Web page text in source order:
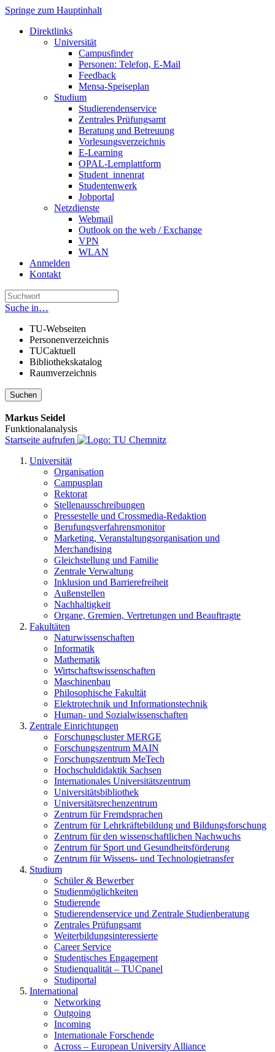
Springe zum Hauptinhalt
Direktlinks
Universität
Campusfinder
Personen: Telefon, E-Mail
Feedback
Mensa-Speiseplan
Studium
Studierendenservice
Zentrales Prüfungsamt
Beratung und Betreuung
Vorlesungsverzeichnis
E-Learning
OPAL-Lernplattform
Student_innenrat
Studentenwerk
Jobportal
Netzdienste
Webmail
Outlook on the web / Exchange
VPN
WLAN
Anmelden
Kontakt
Suche in…
TU-Webseiten
Personenverzeichnis
TUCaktuell
Bibliothekskatalog
Raumverzeichnis
Suchen
Markus Seidel
Funktionalanalysis
Startseite aufrufen
Universität
Organisation
Campusplan
Rektorat
Stellenausschreibungen
Pressestelle und Crossmedia-Redaktion
Berufungsverfahrensmonitor
Marketing, Veranstaltungsorganisation und
Merchandising
Gleichstellung und Familie
Zentrale Verwaltung
Inklusion und Barrierefreiheit
Außenstellen
Nachhaltigkeit
Organe, Gremien, Vertretungen und Beauftragte
Fakultäten
Naturwissenschaften
Informatik
Mathematik
Wirtschaftswissenschaften
Maschinenbau
Philosophische Fakultät
Elektrotechnik und Informationstechnik
Human- und Sozialwissenschaften
Zentrale Einrichtungen
Forschungscluster MERGE
Forschungszentrum MAIN
Forschungszentrum MeTech
Hochschuldidaktik Sachsen
Internationales Universitätszentrum
Universitätsbibliothek
Universitätsrechenzentrum
Zentrum für Fremdsprachen
Zentrum für Lehrkräftebildung und Bildungsforschung
Zentrum für den wissenschaftlichen Nachwuchs
Zentrum für Sport und Gesundheitsförderung
Zentrum für Wissens- und Technologietransfer
Studium
Schüler & Bewerber
Studienmöglichkeiten
Studierende
Studierendenservice und Zentrale Studienberatung
Zentrales Prüfungsamt
Weiterbildungs­interessierte
Career Service
Studentisches Engagement
Studienqualität – TUCpanel
Studiportal
International
Networking
Outgoing
Incoming
Internationale Forschende
Across – European University Alliance